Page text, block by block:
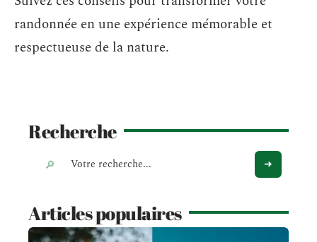
randonnée en une expérience mémorable et
respectueuse de la nature.
Recherche
Articles populaires